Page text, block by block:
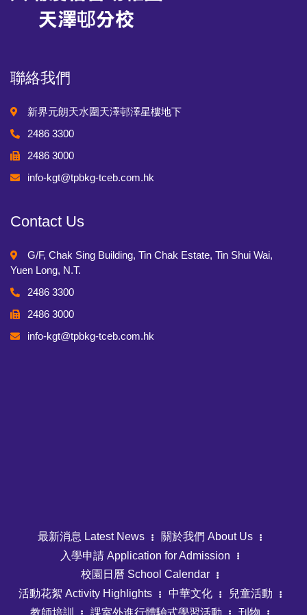
聯絡我們
新界元朗天水圍天澤邨澤星樓地下
2486 3300
2486 3000
info-kgt@tpbkg-tceb.com.hk
Contact Us
G/F, Chak Sing Building, Tin Chak Estate, Tin Shui Wai,
Yuen Long, N.T.
2486 3300
2486 3000
info-kgt@tpbkg-tceb.com.hk
最新消息 Latest News
關於我們 About Us
入學申請 Application for Admission
校園日曆 School Calendar
活動花絮 Activity Highlights
中華文化
兒童活動
教師培訓
課室外進行體驗式學習活動 刊物